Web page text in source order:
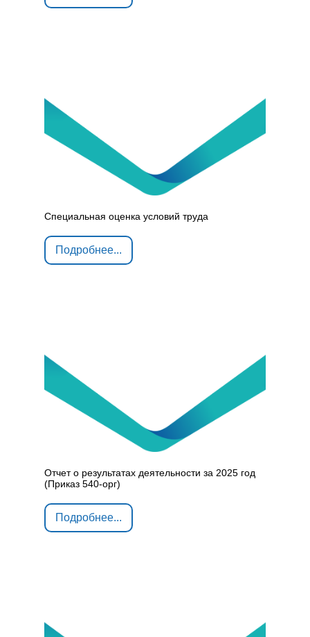
Специальная оценка условий труда
Подробнее...
Отчет о результатах деятельности за 2025 год
(Приказ 540-орг)
Подробнее...